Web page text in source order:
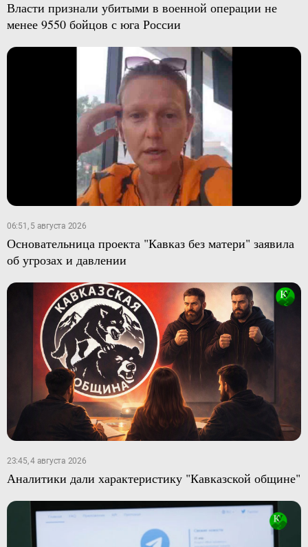
Власти признали убитыми в военной операции не
менее 9550 бойцов с юга России
06:51, 5 августа 2026
Основательница проекта "Кавказ без матери" заявила
об угрозах и давлении
23:45, 4 августа 2026
Аналитики дали характеристику "Кавказской общине"